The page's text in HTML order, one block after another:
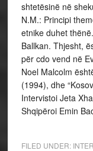
shtetësinë në
N.M.: Principi
etnike duhet
Ballkan. Thjesht,
për cdo vend në
Noel Malcolm
(1994), dhe
Intervistoi Jeta
Shqipëroi Emin
FILED UNDER: